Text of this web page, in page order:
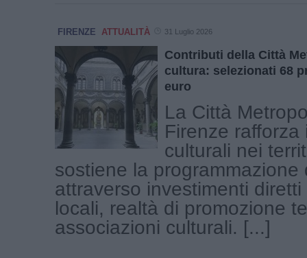
FIRENZE ATTUALITÀ 31 Luglio 2026
Contributi della Città
cultura: selezionati 68
euro
La Città
Firenze rafforza
culturali nei
sostiene la programmazione
attraverso investimenti
locali, realtà di promozione
associazioni culturali. [...]